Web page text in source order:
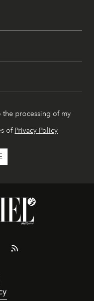
the processing of my
of Privacy Policy